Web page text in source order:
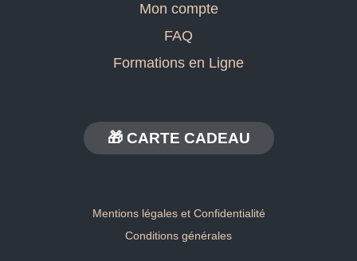
Mon compte
FAQ
Formations en Ligne
🎁 CARTE CADEAU
Mentions légales et Confidentialité
Conditions générales